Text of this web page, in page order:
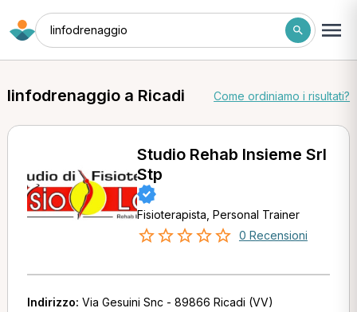
linfodrenaggio
linfodrenaggio a Ricadi Come ordiniamo i risultati?
Studio Rehab Insieme Srl
Stp
Fisioterapista, Personal Trainer
0 Recensioni
Indirizzo: Via Gesuini Snc - 89866 Ricadi (VV)